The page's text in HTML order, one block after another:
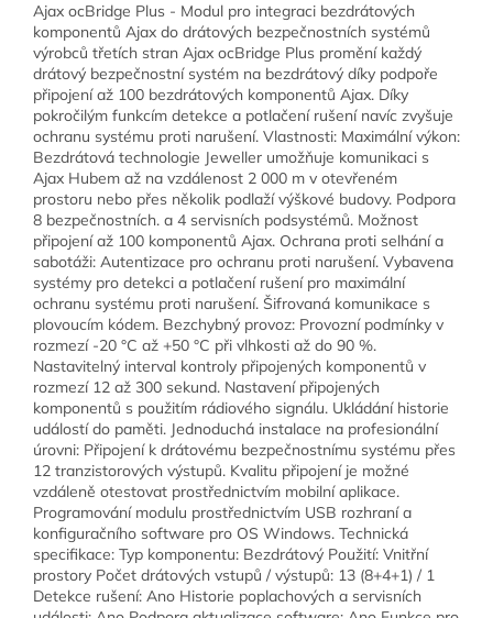
Ajax ocBridge Plus - Modul pro integraci bezdrátových
komponentů Ajax do drátových bezpečnostních systémů
výrobců třetích stran Ajax ocBridge Plus promění každý
drátový bezpečnostní systém na bezdrátový díky podpoře
připojení až 100 bezdrátových komponentů Ajax. Díky
pokročilým funkcím detekce a potlačení rušení navíc zvyšuje
ochranu systému proti narušení. Vlastnosti: Maximální výkon:
Bezdrátová technologie Jeweller umožňuje komunikaci s
Ajax Hubem až na vzdálenost 2 000 m v otevřeném
prostoru nebo přes několik podlaží výškové budovy. Podpora
8 bezpečnostních. a 4 servisních podsystémů. Možnost
připojení až 100 komponentů Ajax. Ochrana proti selhání a
sabotáži: Autentizace pro ochranu proti narušení. Vybavena
systémy pro detekci a potlačení rušení pro maximální
ochranu systému proti narušení. Šifrovaná komunikace s
plovoucím kódem. Bezchybný provoz: Provozní podmínky v
rozmezí -20 °C až +50 °C při vlhkosti až do 90 %.
Nastavitelný interval kontroly připojených komponentů v
rozmezí 12 až 300 sekund. Nastavení připojených
komponentů s použitím rádiového signálu. Ukládání historie
událostí do paměti. Jednoduchá instalace na profesionální
úrovni: Připojení k drátovému bezpečnostnímu systému přes
12 tranzistorových výstupů. Kvalitu připojení je možné
vzdáleně otestovat prostřednictvím mobilní aplikace.
Programování modulu prostřednictvím USB rozhraní a
konfiguračního software pro OS Windows. Technická
specifikace: Typ komponentu: Bezdrátový Použití: Vnitřní
prostory Počet drátových vstupů / výstupů: 13 (8+4+1) / 1
Detekce rušení: Ano Historie poplachových a servisních